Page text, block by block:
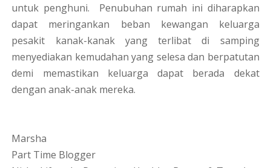
untuk penghuni. Penubuhan rumah ini diharapkan
dapat meringankan beban kewangan keluarga
pesakit kanak-kanak yang terlibat di samping
menyediakan kemudahan yang selesa dan berpatutan
demi memastikan keluarga dapat berada dekat
dengan anak-anak mereka.
Marsha
Part Time Blogger